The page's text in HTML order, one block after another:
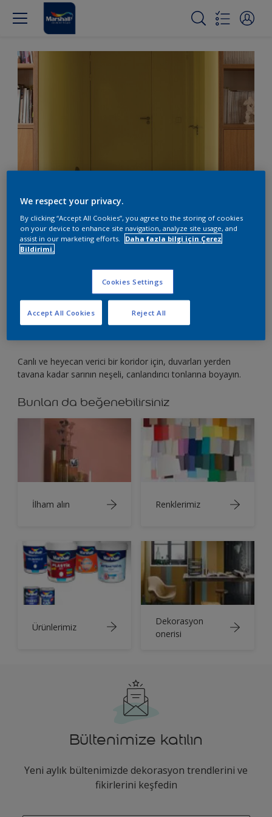
Sarıyla alışılmadık bir
antre yaratın
Koridoru, yerden tavana kadar sarının tek bir
Canlı ve heyecan verici bir koridor için, duvarları yerden
tavana kadar sarının neşeli, canlandırıcı tonlarına boyayın.
Bunları da beğenebilirsiniz
İlham alın Renklerimiz
Ürünlerimiz
Dekorasyon
onerisi
Bültenimize katılın
Yeni aylık bültenimizde dekorasyon trendlerini ve
fikirlerini keşfedin
We respect your privacy.
By clicking “Accept All Cookies”, you agree to the storing of cookies
on your device to enhance site navigation, analyze site usage, and
assist in our marketing efforts.
Daha fazla bilgi için Çerez
Bildirimi.
Cookies Settings
Reject All
Accept All Cookies